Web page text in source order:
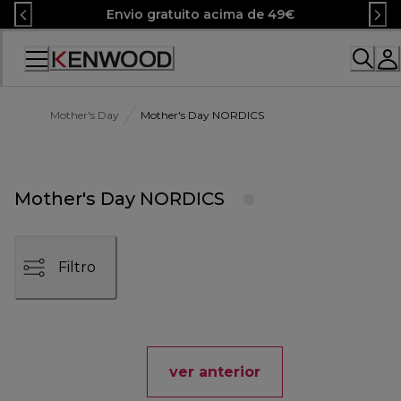
Skip
to
Content
Envio gratuito acima de 49€
Mother's Day Mother's Day NORDICS
Mother's Day NORDICS
Filtro
ver anterior